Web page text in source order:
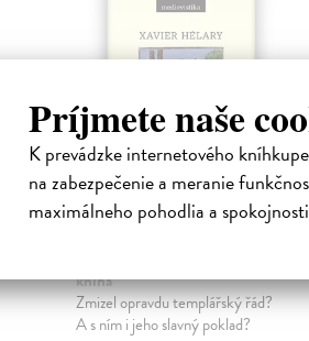
Príjmete naše
K prevádzke internetového
na zabezpečenie a meranie
maximálneho pohodlia a
Templáři
kniha
Zmizel opravdu templářský řád?
A s ním i jeho slavný poklad?